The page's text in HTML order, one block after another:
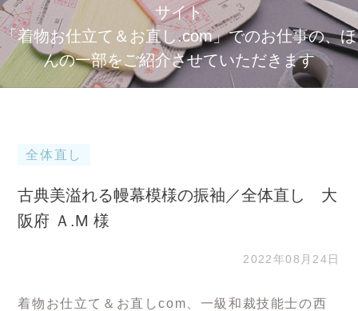
サイト
「着物お仕立て＆お直し.com」でのお仕事の、ほ
んの一部をご紹介させていただきます
全体直し
古典美溢れる幔幕模様の振袖／全体直し 大
阪府 Ａ.М 様
2022年08月24日
着物お仕立て＆お直しcom、一級和裁技能士の西